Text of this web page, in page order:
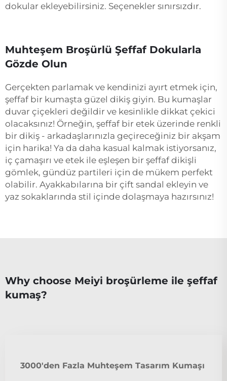
dokular ekleyebilirsiniz. Seçenekler sınırsızdır.
Muhteşem Broşürlü Şeffaf Dokularla
Gözde Olun
Gerçekten parlamak ve kendinizi ayırt etmek için,
şeffaf bir kumaşta güzel dikiş giyin. Bu kumaşlar
duvar çiçekleri değildir ve kesinlikle dikkat çekici
olacaksınız! Örneğin, şeffaf bir etek üzerinde renkli
bir dikiş - arkadaşlarınızla geçireceğiniz bir akşam
için harika! Ya da daha kasual kalmak istiyorsanız,
iç çamaşırı ve etek ile eşleşen bir şeffaf dikişli
gömlek, gündüz partileri için de mükem perfekt
olabilir. Ayakkabılarına bir çift sandal ekleyin ve
yaz sokaklarında stil içinde dolaşmaya hazırsınız!
Why choose Meiyi broşürleme ile şeffaf
kumaş?
3000'den Fazla Muhteşem Tasarım Kumaşı